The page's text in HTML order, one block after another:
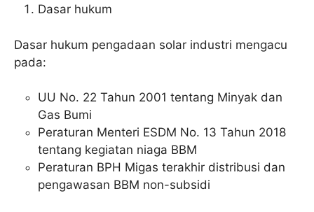
Dasar hukum
Dasar hukum pengadaan solar industri mengacu
pada:
UU No. 22 Tahun 2001 tentang Minyak dan
Gas Bumi
Peraturan Menteri ESDM No. 13 Tahun 2018
tentang kegiatan niaga BBM
Peraturan BPH Migas terakhir distribusi dan
pengawasan BBM non-subsidi